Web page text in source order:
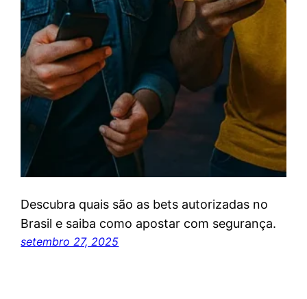
Descubra quais são as bets autorizadas no
Brasil e saiba como apostar com segurança.
setembro 27, 2025